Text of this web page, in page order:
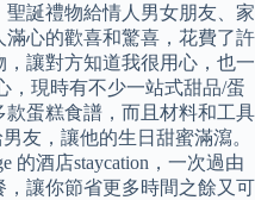
誕禮物給情人男女朋友、家
滿心的歡喜和驚喜，花費了許
讓對方知道我很用心，也一
，現時有不少一站式甜品/蛋
款蛋糕食譜，而且材料和工具
友，讓他的生日甜蜜滿瀉。
的酒店staycation，一次過由
讓你節省更多時間之餘又可